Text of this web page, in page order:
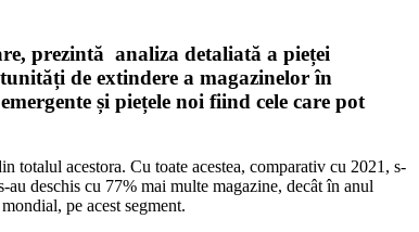
prezintă analiza detaliată a pieței
de extindere a magazinelor în
și piețele noi fiind cele care pot
totalul acestora. Cu toate acestea, comparativ cu 2021, s-
deschis cu 77% mai multe magazine, decât în anul
pe acest segment.